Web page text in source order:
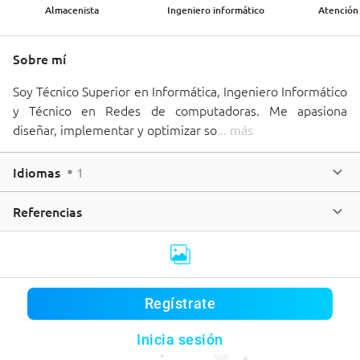
Almacenista Ingeniero informático
Sobre mí
Soy Técnico Superior en Informática, Ingeniero Informático
y Técnico en Redes de computadoras. Me apasiona
diseñar, implementar y optimizar so... más
Idiomas 1
Referencias
Este usuario aún no tiene publicaciones
Regístrate
Inicia sesión